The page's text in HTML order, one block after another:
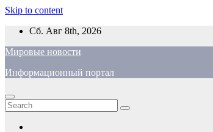
Skip to content
Сб. Авг 8th, 2026
Мировые новости
Информационный портал